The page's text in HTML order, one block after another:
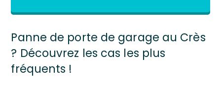
Panne de porte de garage au Crès
? Découvrez les cas les plus
fréquents !